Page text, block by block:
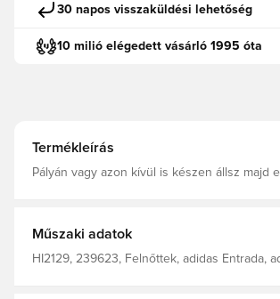
30 napos visszaküldési lehetőség
10 milió elégedett vásárló 1995 óta
Termékleírás
Pályán vagy azon kívül is készen állsz majd
nedvességet a bőrödről, így szárazon és
ez a termék csak egy a megoldásaink közül,
Műszaki adatok
HI2129, 239623, Felnőttek, adidas Entrada,